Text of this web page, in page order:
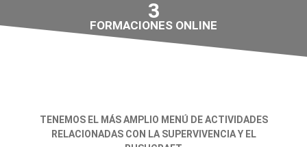
3
FORMACIONES ONLINE
TENEMOS EL MÁS AMPLIO MENÚ DE ACTIVIDADES
RELACIONADAS CON LA SUPERVIVENCIA Y EL